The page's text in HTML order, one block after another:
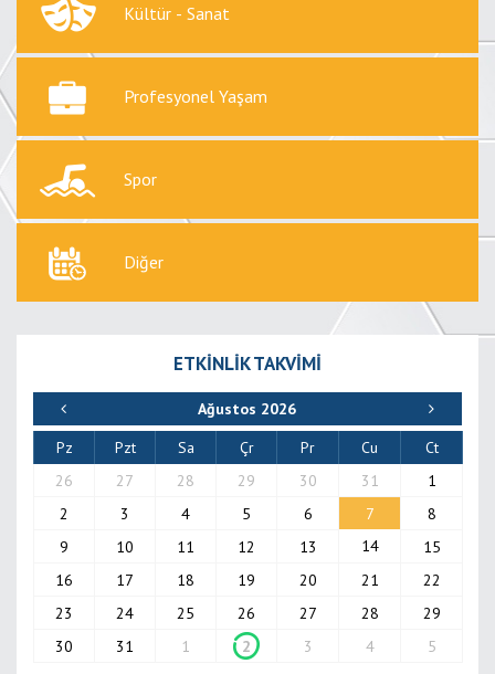
ETKİNLİK TAKVİMİ
Ağustos 2026
Pz
Pzt Sa Çr Pr Cu
Ct
26
27 28 29 30 31
1
2
3 4 5 6 7
8
9
10 11 12 13 14
15
16
17 18 19 20 21
22
23
24 25 26 27 28
29
30
31 1 2 3 4 5